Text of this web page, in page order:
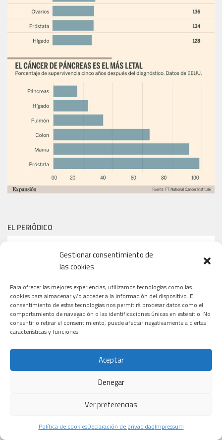
Gestionar consentimiento de
las cookies
Para ofrecer las mejores experiencias, utilizamos tecnologías como las
cookies para almacenar y/o acceder a la información del dispositivo. El
consentimiento de estas tecnologías nos permitirá procesar datos como el
comportamiento de navegación o las identificaciones únicas en este sitio. No
consentir o retirar el consentimiento, puede afectar negativamente a ciertas
características y funciones.
Aceptar
Denegar
Ver preferencias
Política de cookiesDeclaración de privacidadImpressum
EL PERIÓDICO